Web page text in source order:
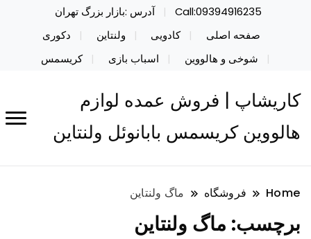
Call:09394916235
آدرس :بازار بزرگ تهران
صفحه اصلی
کادویی ولنتاین
دکوری
شوخی و هالووین
اسباب بازی کریسمس
کاریشاپ | فروش عمده لوازم
هالووین کریسمس بابانوئل ولنتاین
Home فروشگاه ماگ ولنتاین
برچسب: ماگ ولنتاین